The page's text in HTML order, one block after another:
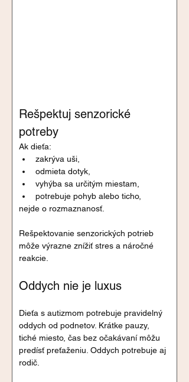
Rešpektuj senzorické
potreby
Ak dieťa:
zakrýva uši,
odmieta dotyk,
vyhýba sa určitým miestam,
potrebuje pohyb alebo ticho,
nejde o rozmaznanosť.
Rešpektovanie senzorických potrieb
môže výrazne znížiť stres a náročné
reakcie.
Oddych nie je luxus
Dieťa s autizmom potrebuje pravidelný
oddych od podnetov. Krátke pauzy,
tiché miesto, čas bez očakávaní môžu
predísť preťaženiu. Oddych potrebuje aj
rodič.